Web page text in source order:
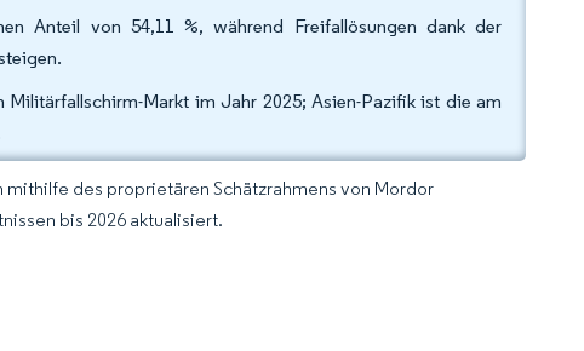
Anteil von 54,11 %, während Freifallösungen dank der
Markt im Jahr 2025; Asien-Pazifik ist die am
des proprietären Schätzrahmens von Mordor
bis 2026 aktualisiert.